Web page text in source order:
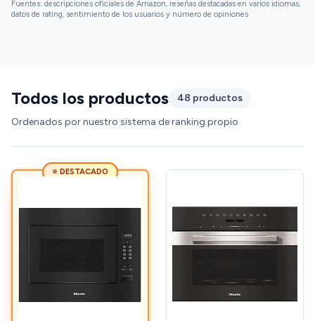
Fuentes: descripciones oficiales de Amazon, reseñas destacadas en varios idiomas,
datos de rating, sentimiento de los usuarios y número de opiniones
Todos los productos
48 productos
Ordenados por nuestro sistema de ranking propio
⭐ DESTACADO